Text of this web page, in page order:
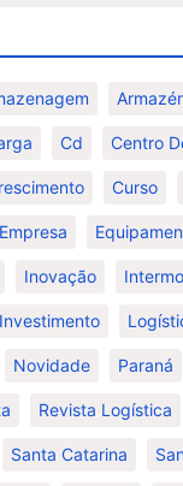
Cd Centro
Curso
Empresa
Inovação
Investimento
Novidade Paraná
Revista Logística
Santa Catarina